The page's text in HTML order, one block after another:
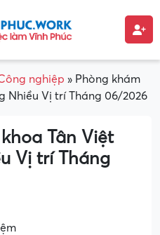
nghiệp » Phòng khám
Nhiều Vị trí Tháng 06/2026
Tân Việt
Vị trí Tháng